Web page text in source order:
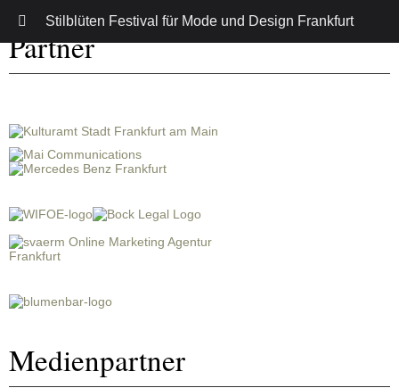
Partner
Medienpartner
Stilblüten Festival für Mode und Design Frankfurt